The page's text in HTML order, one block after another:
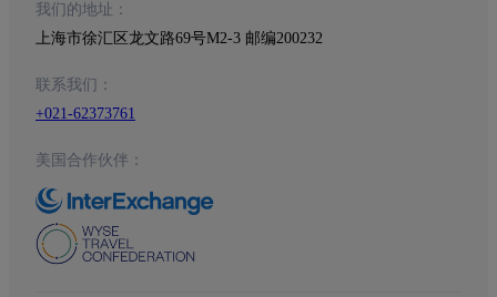
我们的地址：
上海市徐汇区龙文路69号M2-3 邮编200232
联系我们：
+021-62373761
美国合作伙伴：